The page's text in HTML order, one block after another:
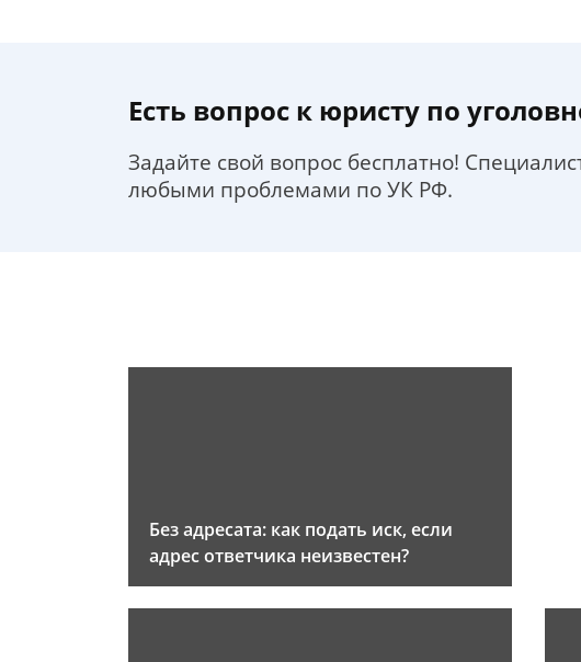
Есть вопрос к юристу по
Задайте свой вопрос бесплатно!
любыми проблемами по УК РФ.
Без адресата: как подать иск, если
адрес ответчика неизвестен?